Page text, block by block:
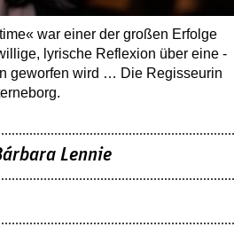
war einer der großen Erfolge
lyrische Reflexion über eine
geworfen wird … Die Regisseurin
Lennie